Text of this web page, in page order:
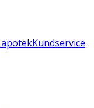
Kundservice